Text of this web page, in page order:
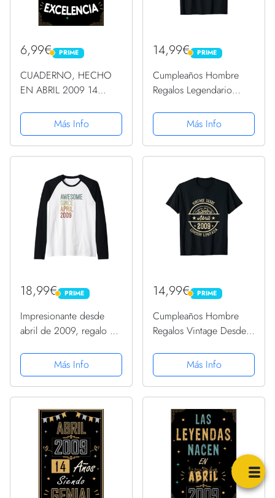
6,99€ PRIME
PRIME
CUADERNO, HECHO
EN ABRIL 2009 14
EXCELENCIA: Regalo de
14 cumpleaños para
mujeres y hombres,
cumpleaños... un
cumpleaños... ... regalo
de...
Más Info
14,99€ PRIME
PRIME
Cumpleaños Hombre
Regalos Legendario
CamisetaMás Info
18,99€ PRIME
PRIME
Impresionante desde
abril de 2009, regalo de
retro Camiseta Manga
Raglan
Más Info
14,99€ PRIME
PRIME
Cumpleaños Hombre
Regalos Vintage Desde
Más Info